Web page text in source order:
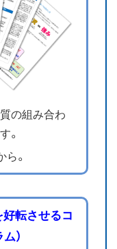
の組み合わ
。
ら。
転させるコ
）